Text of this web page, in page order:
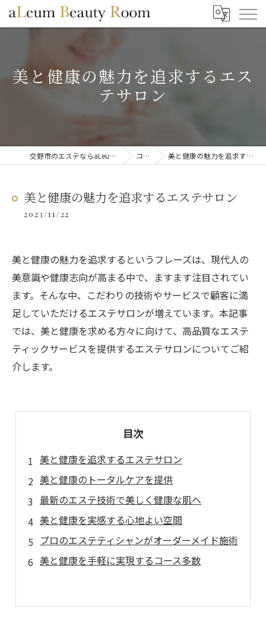
美と健康の魅力を追求するエス
テサロン
交野市のエステならaLeum Beauty Room コラム 美と健康の魅力を追求するエステサロン
美と健康の魅力を追求するエステサロン
2023/11/22
美と健康の魅力を追求するというフレーズは、現代人の
美意識や健康志向が高まる中で、ますます注目されてい
ます。そんな中、こだわりの技術やサービスで顧客に満
足していただけるエステサロンが増えています。本記事
では、美と健康を求める方々に向けて、高品質なエステ
ティックサービスを提供するエステサロンについてご紹
介します。
目次
美と健康を追求するエステサロン
美と健康のトータルケアを提供
最新のエステ技術で美しく健康な肌へ
美と健康を実感する心地よい空間
プロのエステティシャンがオーダーメイド施術
美と健康を手軽に実現するコース多数